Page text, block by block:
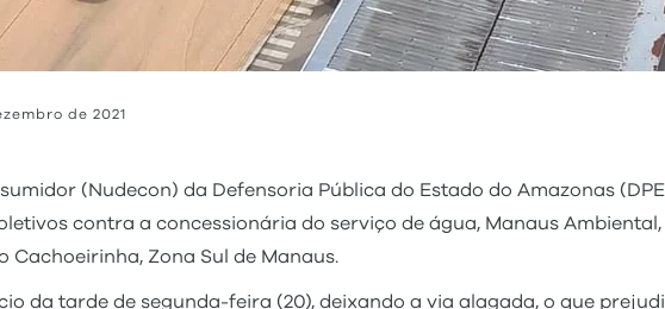
de 2021
(Nudecon) da Defensoria Pública do Estado do Amazonas
contra a concessionária do serviço de água, Manaus
Cachoeirinha, Zona Sul de Manaus.
da tarde de segunda-feira (20), deixando a via alagada, o que